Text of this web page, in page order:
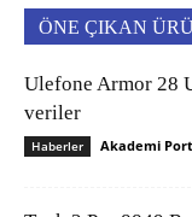
ÖNE ÇIKAN
Ulefone Armor 28
veriler
Haberler Akademi